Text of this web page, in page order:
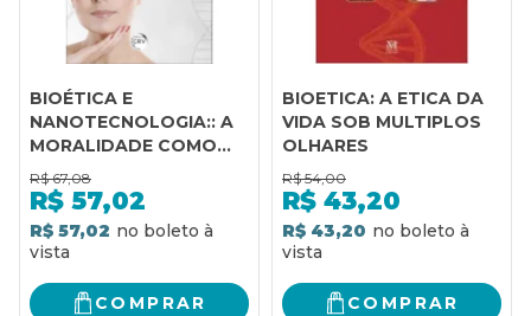
BIOÉTICA E
NANOTECNOLOGIA:: A
MORALIDADE COMO
PRINCÍPIO ORIENTADOR
NA BUSCA PELA
FORMULAÇÃO DE
MARCOS
REGULATÓRIOS AOS
NANOCOSMÉTICOS
R$ 67,08
R$ 57,02
R$ 57,02
COMPRAR
BIOETICA: A ETICA DA
VIDA SOB MULTIPLOS
OLHARES
R$ 54,00
R$ 43,20
R$ 43,20
COMPRAR